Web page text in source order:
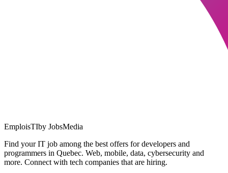
EmploisTIby JobsMedia
Find your IT job among the best offers for developers and
programmers in Quebec. Web, mobile, data, cybersecurity and
more. Connect with tech companies that are hiring.